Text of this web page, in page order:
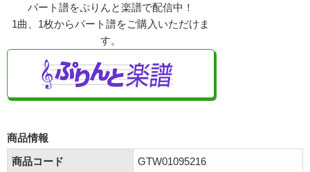
パート譜をぷりんと楽譜で配信中！
1曲、1枚からパート譜をご購入いただけま
す。
商品情報
商品コード
GTW01095216